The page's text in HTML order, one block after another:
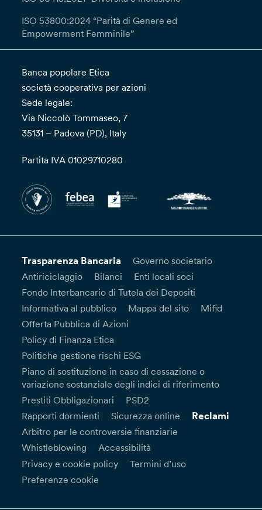
ISO 53800:2024 “Parità di Genere ed
Empowerment Femminile”
Banca popolare Etica
società cooperativa per azioni
Sede legale:
Via Niccolò Tommaseo, 7
35131 – Padova (PD), Italy
Partita IVA 01029710280
Trasparenza Bancaria
Governo societario
Antiriciclaggio
Bilanci
Enti locali soci
Fondo Interbancario di Tutela dei Depositi
Informativa al pubblico
Mappa del sito
Mifid
Offerta Pubblica di Azioni
Policy di Finanza Etica
Politiche gestione rischi ESG
Piano di sostituzione in caso di cessazione o
variazione sostanziale degli indici di riferimento
Prestiti Obbligazionari
PSD2
Rapporti dormienti
Sicurezza online Reclami
Arbitro per le controversie finanziarie
Whistleblowing
Accessibilità
Privacy e cookie policy
Termini d’uso
Preferenze cookie